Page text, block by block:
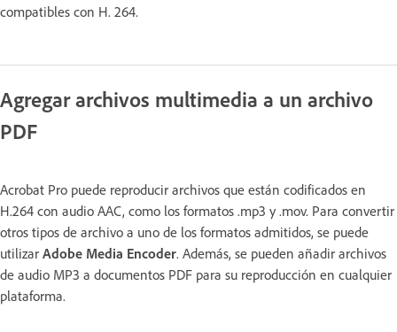
compatibles con H. 264.
Agregar archivos multimedia a un archivo
PDF
Acrobat Pro puede reproducir archivos que están codificados en
H.264 con audio AAC, como los formatos .mp3 y .mov. Para convertir
otros tipos de archivo a uno de los formatos admitidos, se puede
utilizar Adobe Media Encoder. Además, se pueden añadir archivos
de audio MP3 a documentos PDF para su reproducción en cualquier
plataforma.